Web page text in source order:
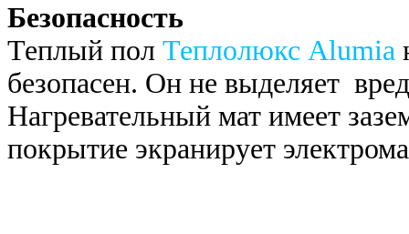
Безопасность
Теплый пол Теплолюкс Alumia
безопасен. Он не выделяет
Нагревательный мат имеет
покрытие экранирует